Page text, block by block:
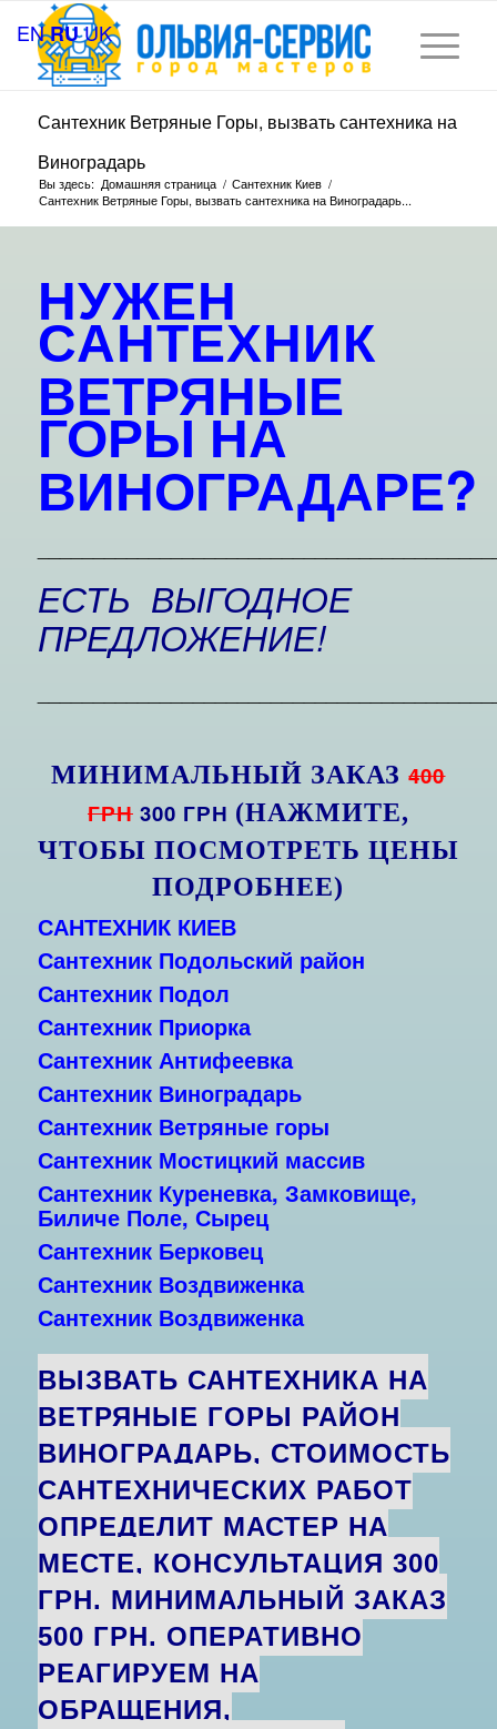
Сантехник Ветряные Горы, вызвать сантехника на
Виноградарь
Вы здесь: Домашняя страница / Сантехник Киев /
Сантехник Ветряные Горы, вызвать сантехника на Виноградарь...
НУЖЕН
САНТЕХНИК
ВЕТРЯНЫЕ
ГОРЫ НА
ВИНОГРАДАРЕ?
ЕСТЬ ВЫГОДНОЕ
ПРЕДЛОЖЕНИЕ!
МИНИМАЛЬНЫЙ ЗАКАЗ400
ГРН 300 ГРН (НАЖМИТЕ,
ЧТОБЫ ПОСМОТРЕТЬ ЦЕНЫ
ПОДРОБНЕЕ)
САНТЕХНИК КИЕВ
Сантехник Подольский район
Сантехник Подол
Сантехник Приорка
Сантехник Антифеевка
Сантехник Виноградарь
Сантехник Ветряные горы
Сантехник Мостицкий массив
Сантехник Куреневка, Замковище,
Биличе Поле, Сырец
Сантехник Берковец
Сантехник Воздвиженка
Сантехник Воздвиженка
ВЫЗВАТЬ САНТЕХНИКА НА
ВЕТРЯНЫЕ ГОРЫ РАЙОН
ВИНОГРАДАРЬ, СТОИМОСТЬ
САНТЕХНИЧЕСКИХ РАБОТ
ОПРЕДЕЛИТ МАСТЕР НА
МЕСТЕ, КОНСУЛЬТАЦИЯ 300
ГРН. МИНИМАЛЬНЫЙ ЗАКАЗ
500 ГРН. ОПЕРАТИВНО
РЕАГИРУЕМ НА
ОБРАЩЕНИЯ,
ENRUUK